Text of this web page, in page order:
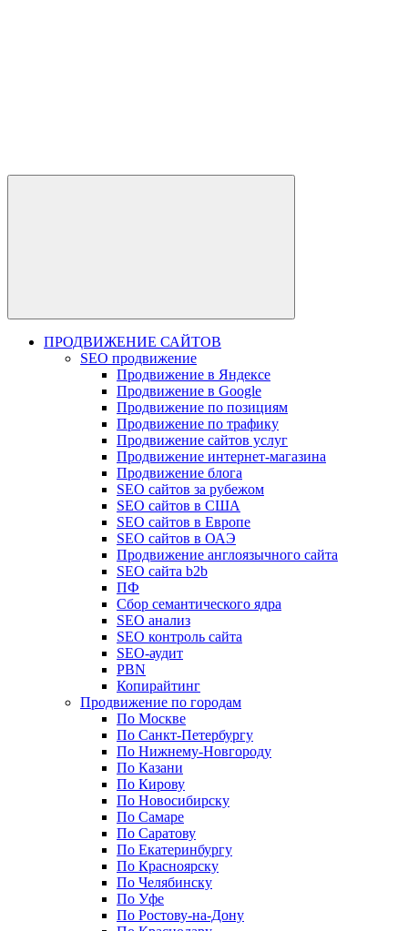
ПРОДВИЖЕНИЕ САЙТОВ
SEO продвижение
Продвижение в Яндексе
Продвижение в Google
Продвижение по позициям
Продвижение по трафику
Продвижение сайтов услуг
Продвижение интернет-магазина
Продвижение блога
SEO сайтов за рубежом
SEO сайтов в США
SEO сайтов в Европе
SEO сайтов в ОАЭ
Продвижение англоязычного сайта
SEO сайта b2b
ПФ
Сбор семантического ядра
SEO анализ
SEO контроль сайта
SEO-аудит
PBN
Копирайтинг
Продвижение по городам
По Москве
По Санкт-Петербургу
По Нижнему-Новгороду
По Казани
По Кирову
По Новосибирску
По Самаре
По Саратову
По Екатеринбургу
По Красноярску
По Челябинску
По Уфе
По Ростову-на-Дону